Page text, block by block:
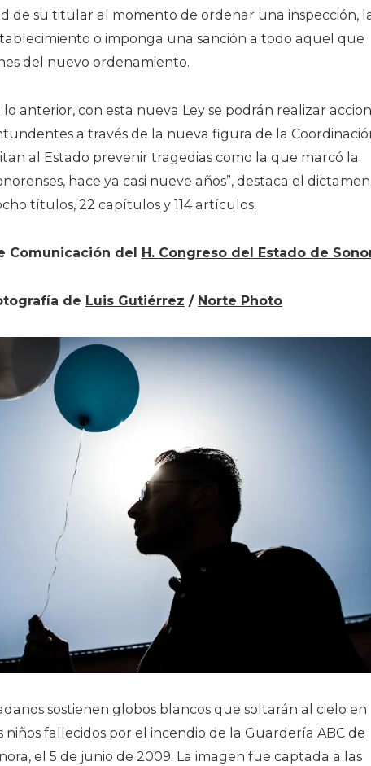
de su titular al momento de ordenar una inspección,
o imponga una sanción a todo aquel que
del nuevo ordenamiento.
lo anterior, con esta nueva Ley se podrán realizar
a través de la nueva figura de la
al Estado prevenir tragedias como la que marcó la
hace ya casi nueve años”, destaca el dictamen.
títulos, 22 capítulos y 114 artículos.
Comunicación del H. Congreso del Estado de
de Luis Gutiérrez / Norte Photo
sostienen globos blancos que soltarán al cielo en
niños fallecidos por el incendio de la Guardería ABC de
el 5 de junio de 2009. La imagen fue captada a las